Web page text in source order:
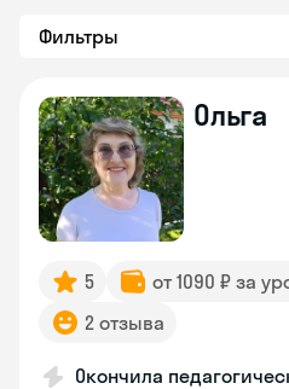
Фильтры
Ольга
5 от 1090 ₽ за
2 отзыва
Окончила